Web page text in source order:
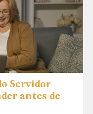
Servidor
antes de